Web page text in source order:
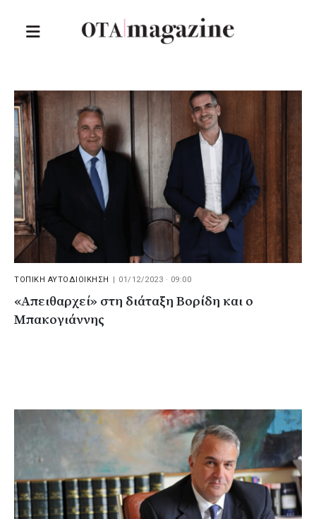
ΤΟΠΙΚΗ ΑΥΤΟΔΙΟΙΚΗΣΗ 01/12/2023 · 09:00
«Απειθαρχεί» στη διάταξη Βορίδη και ο
Μπακογιάννης